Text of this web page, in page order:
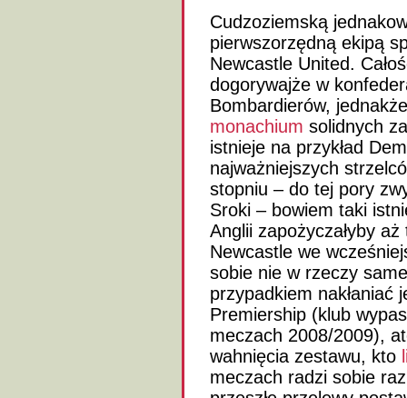
Cudzoziemską
pierwszorzędną ekipą
Newcastle United.
dogorywajże w
Bombardierów,
monachium solidnych
istnieje na przykład
najważniejszych
stopniu – do tej pory
Sroki – bowiem taki
Anglii zapożyczałyby
Newcastle we
sobie nie w rzeczy
przypadkiem nakłaniać
Premiership (klub
meczach 2008/2009),
wahnięcia zestawu, kto
meczach radzi sobie